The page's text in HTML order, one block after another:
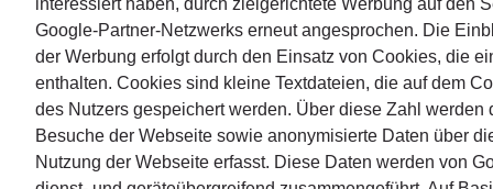
interessiert haben, durch zielgerichtete Werbung auf den
Google-Partner-Netzwerks erneut angesprochen. Die
der Werbung erfolgt durch den Einsatz von Cookies, die
enthalten. Cookies sind kleine Textdateien, die auf dem
des Nutzers gespeichert werden. Über diese Zahl werden
Besuche der Webseite sowie anonymisierte Daten über
Nutzung der Webseite erfasst. Diese Daten werden von